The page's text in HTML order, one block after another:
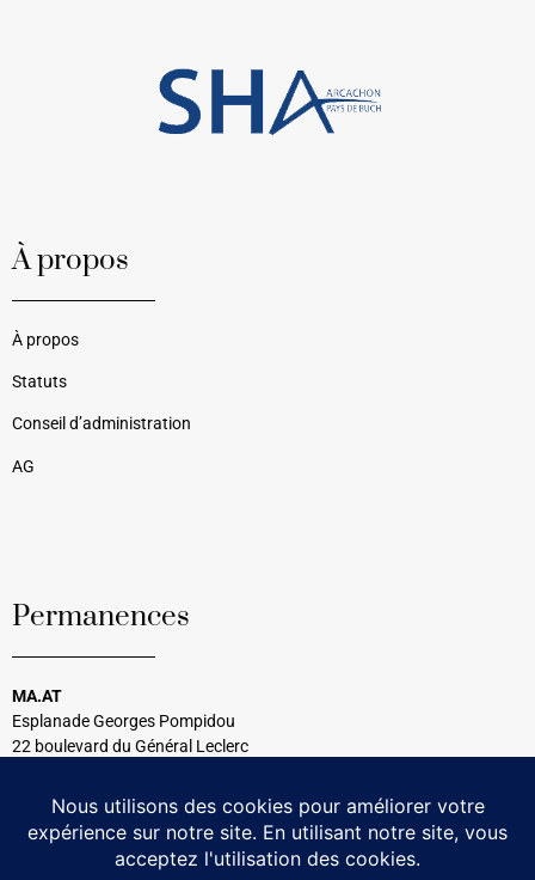
À propos
À propos
Statuts
Conseil d’administration
AG
Permanences
MA.AT
Esplanade Georges Pompidou
22 boulevard du Général Leclerc
Tél : 05 56 54 99 08
Tous les mercredis
14h30 à 17h00